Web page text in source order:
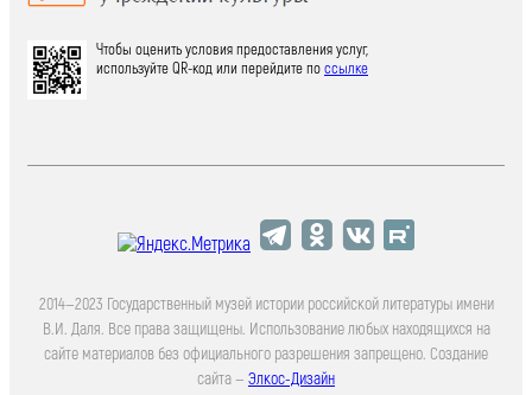
Чтобы оценить условия предоставления услуг,
используйте QR-код или перейдите поссылке
2014—2023 Государственный музей истории российской литературы имени
В.И. Даля. Все права защищены. Использование любых находящихся на
сайте материалов без официального разрешения запрещено. Создание
сайта — Элкос-Дизайн